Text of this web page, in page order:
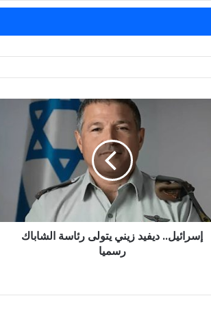
إسرائيل.. ديفيد زيني يتولى رئاسة الشاباك
رسميا